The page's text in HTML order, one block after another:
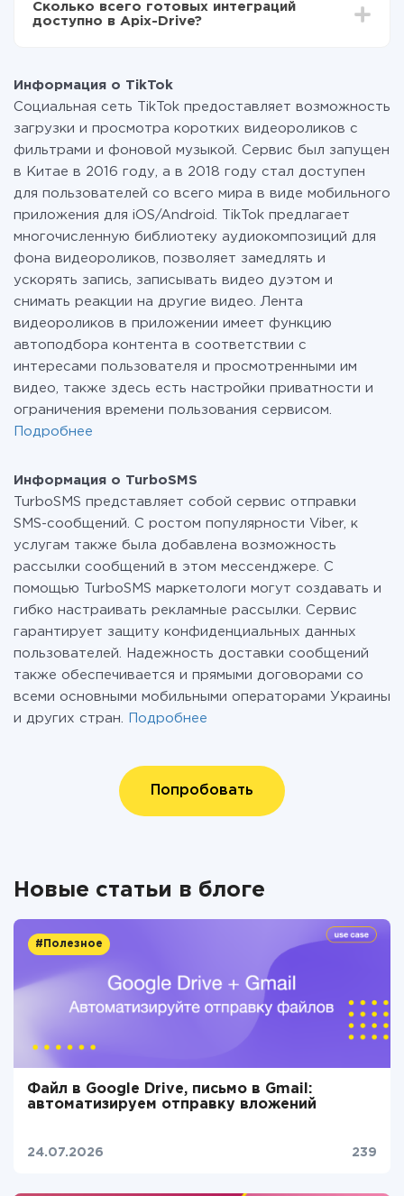
функционал. Вы оплачиваете только количество
данных, которые по факту передаются из одной
перейти на платный, при необходимости. Подробнее
отарифах .
Сколько всего готовых интеграций
доступно в Apix-Drive?
Информация о TikTok
Социальная сеть TikTok предоставляет возможность
загрузки и просмотра коротких видеороликов с
фильтрами и фоновой музыкой. Сервис был запущен
в Китае в 2016 году, а в 2018 году стал доступен
для пользователей со всего мира в виде мобильного
приложения для iOS/Android. TikTok предлагает
многочисленную библиотеку аудиокомпозиций для
фона видеороликов, позволяет замедлять и
ускорять запись, записывать видео дуэтом и
снимать реакции на другие видео. Лента
видеороликов в приложении имеет функцию
автоподбора контента в соответствии с
интересами пользователя и просмотренными им
видео, также здесь есть настройки приватности и
ограничения времени пользования сервисом.
Подробнее
Информация о TurboSMS
TurboSMS представляет собой сервис отправки
SMS-сообщений. С ростом популярности Viber, к
услугам также была добавлена возможность
рассылки сообщений в этом мессенджере. С
помощью TurboSMS маркетологи могут создавать и
гибко настраивать рекламные рассылки. Сервис
гарантирует защиту конфиденциальных данных
пользователей. Надежность доставки сообщений
также обеспечивается и прямыми договорами со
всеми основными мобильными операторами Украины
и других стран.
Подробнее
Попробовать
Новые статьи в блоге
#Полезное
Файл в Google Drive, письмо в Gmail:
автоматизируем отправку вложений
24.07.2026 239